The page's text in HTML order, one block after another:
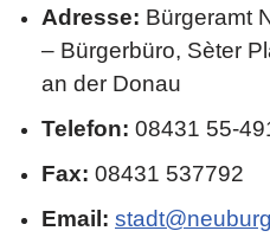
Adresse: Bürgeramt
– Bürgerbüro, Sèter
an der Donau
Telefon: 08431 55-
Fax: 08431 537792
Email: